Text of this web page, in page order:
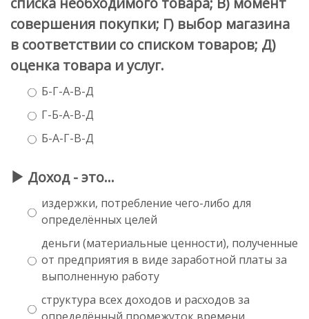
совершения покупки; Г) выбор магазина
в соответствии со списком товаров; Д)
оценка товара и услуг.
Б-Г-А-В-Д
Г-Б-А-В-Д
Б-А-Г-В-Д
Доход - это…
издержки, потребление чего-либо для
определённых целей
деньги (материальные ценности), полученные
от предприятия в виде заработной платы за
выполненную работу
структура всех доходов и расходов за
определённый промежуток времени